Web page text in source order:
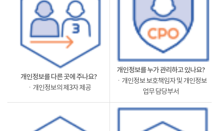
개인정보를 다른 곳에 주나요?
ㆍ개인정보의 제3자 제공
개인정보를 누가 관리하고 있나요?
ㆍ개인정보 보호책임자 및 개인정보
업무 담당부서